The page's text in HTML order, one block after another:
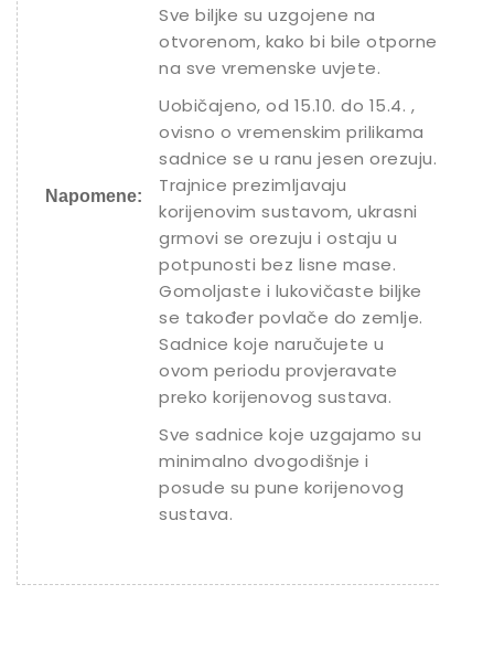
Napomene:
Sve biljke su uzgojene na
otvorenom, kako bi bile otporne
na sve vremenske uvjete.
Uobičajeno, od 15.10. do 15.4. ,
ovisno o vremenskim prilikama
sadnice se u ranu jesen orezuju.
Trajnice prezimljavaju
korijenovim sustavom, ukrasni
grmovi se orezuju i ostaju u
potpunosti bez lisne mase.
Gomoljaste i lukovičaste biljke
se također povlače do zemlje.
Sadnice koje naručujete u
ovom periodu provjeravate
preko korijenovog sustava.
Sve sadnice koje uzgajamo su
minimalno dvogodišnje i
posude su pune korijenovog
sustava.